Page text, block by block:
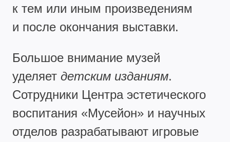
к тем или иным произведениям
и после окончания выставки.
Большое внимание музей
уделяет детским изданиям.
Сотрудники Центра эстетического
воспитания «Мусейон» и научных
отделов разрабатывают игровые